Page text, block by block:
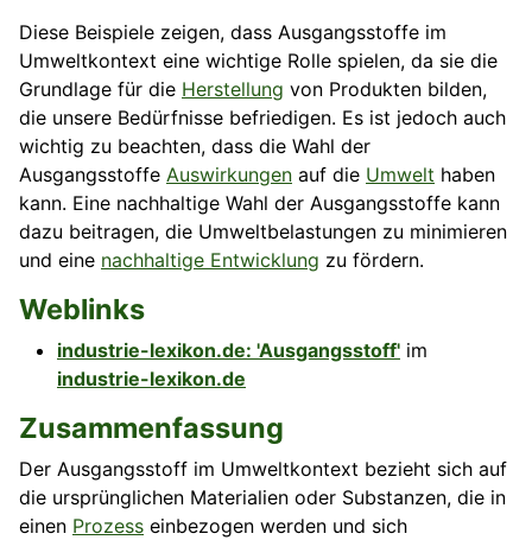
Diese Beispiele zeigen, dass Ausgangsstoffe im
Umweltkontext eine wichtige Rolle spielen, da sie die
Grundlage für die Herstellung von Produkten bilden,
die unsere Bedürfnisse befriedigen. Es ist jedoch auch
wichtig zu beachten, dass die Wahl der
Ausgangsstoffe Auswirkungen auf die Umwelt haben
kann. Eine nachhaltige Wahl der Ausgangsstoffe kann
dazu beitragen, die Umweltbelastungen zu minimieren
und eine nachhaltige Entwicklung zu fördern.
Weblinks
industrie-lexikon.de: 'Ausgangsstoff' im
industrie-lexikon.de
Zusammenfassung
Der Ausgangsstoff im Umweltkontext bezieht sich auf
die ursprünglichen Materialien oder Substanzen, die in
einen Prozess einbezogen werden und sich